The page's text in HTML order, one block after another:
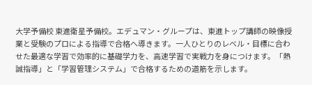
大学予備校 東進衛星予備校。エデュマン・グループは、東進トップ講師の映像授
業と受験のプロによる指導で合格へ導きます。 一人ひとりのレベル・目標に合わ
せた最適な学習で効率的に基礎学力を、高速学習で実戦力を身につけます。「熱
誠指導」と「学習管理システム」で合格するための道筋を示します。